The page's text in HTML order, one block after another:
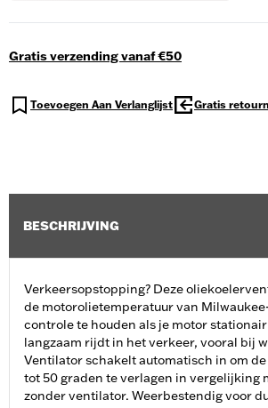
Gratis verzending vanaf €50
Toevoegen Aan Verlanglijst Gratis
BESCHRIJVING
Verkeersopstopping? Deze
de motorolietemperatuur van
controle te houden als je motor
langzaam rijdt in het verkeer, vooral bij
Ventilator schakelt automatisch in om
tot 50 graden te verlagen in vergelijking
zonder ventilator. Weerbestendig voor